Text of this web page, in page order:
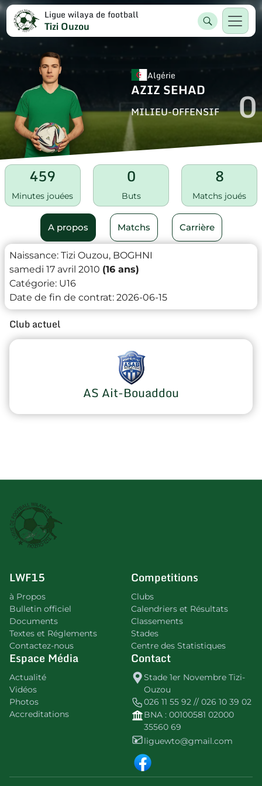
Ligue wilaya de football
Tizi Ouzou
Algérie
AZIZ SEHAD
MILIEU-OFFENSIF 0
459
Minutes jouées
0
Buts
8
Matchs joués
A propos Matchs Carrière
Naissance: Tizi Ouzou, BOGHNI
samedi 17 avril 2010 (16 ans)
Catégorie: U16
Date de fin de contrat: 2026-06-15
Club actuel
AS Ait-Bouaddou
LWF15
à Propos
Bulletin officiel
Documents
Textes et Réglements
Contactez-nous
Competitions
Clubs
Calendriers et Résultats
Classements
Stades
Centre des Statistiques
Espace Média
Actualité
Vidéos
Photos
Accreditations
Contact
Stade 1er Novembre Tizi-
Ouzou
026 11 55 92 // 026 10 39 02
BNA : 00100581 02000
35560 69
liguewto@gmail.com